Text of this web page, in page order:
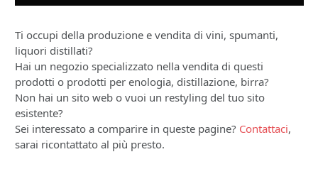
Ti occupi della produzione e vendita di vini, spumanti,
liquori distillati?
Hai un negozio specializzato nella vendita di questi
prodotti o prodotti per enologia, distillazione, birra?
Non hai un sito web o vuoi un restyling del tuo sito
esistente?
Sei interessato a comparire in queste pagine? Contattaci,
sarai ricontattato al più presto.